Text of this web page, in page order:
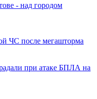
- над городом
ЧС после мегашторма
при атаке БПЛА на